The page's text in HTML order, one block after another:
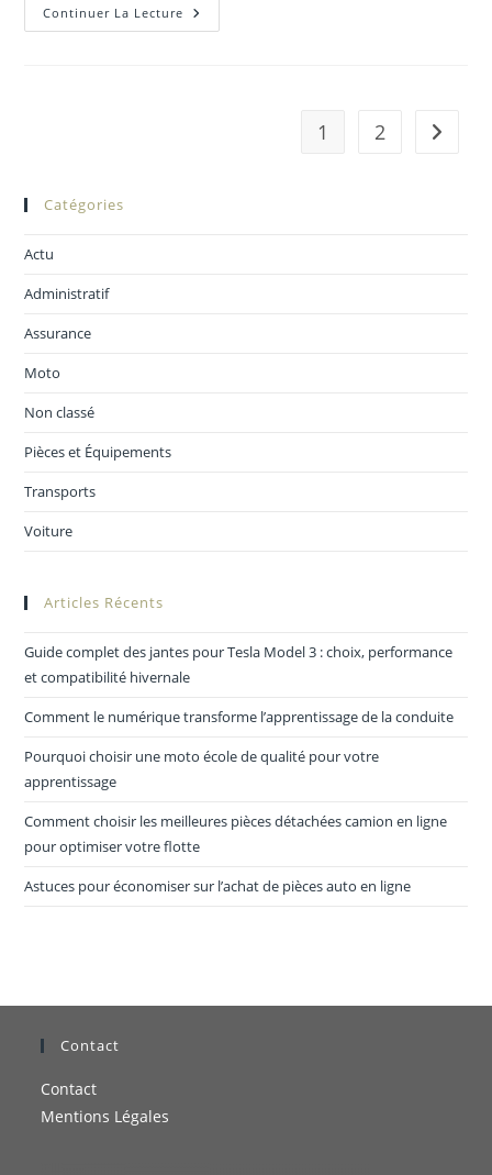
Continuer La Lecture Pour
Se
1 2 Aller à
Catégories
Actu
Administratif
Assurance
Moto
Non classé
Pièces et Équipements
Transports
Voiture
Articles Récents
Guide complet des jantes pour Tesla Model 3 : choix, performance
et compatibilité hivernale
Comment le numérique transforme l’apprentissage de la conduite
Pourquoi choisir une moto école de qualité pour votre
apprentissage
Comment choisir les meilleures pièces détachées camion en ligne
pour optimiser votre flotte
Astuces pour économiser sur l’achat de pièces auto en ligne
Contact
Contact
Mentions Légales